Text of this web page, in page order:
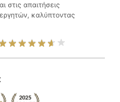
στις απαιτήσεις
καλύπτοντας